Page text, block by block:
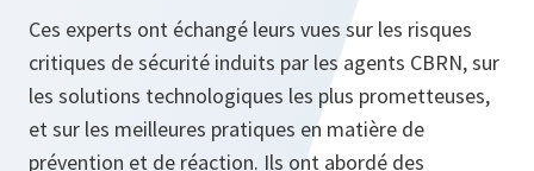
Ces experts ont échangé leurs vues sur les risques
critiques de sécurité induits par les agents CBRN, sur
les solutions technologiques les plus prometteuses,
et sur les meilleures pratiques en matière de
prévention et de réaction. Ils ont abordé des